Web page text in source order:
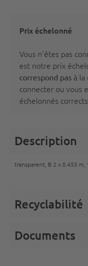
Prix échelonné
Vous n'êtes pas
est notre prix
correspond pas à
connecter ou vous
échelonnés
Description
transparent, B 2 x 0.455 m,
Recyclabilité
Documents